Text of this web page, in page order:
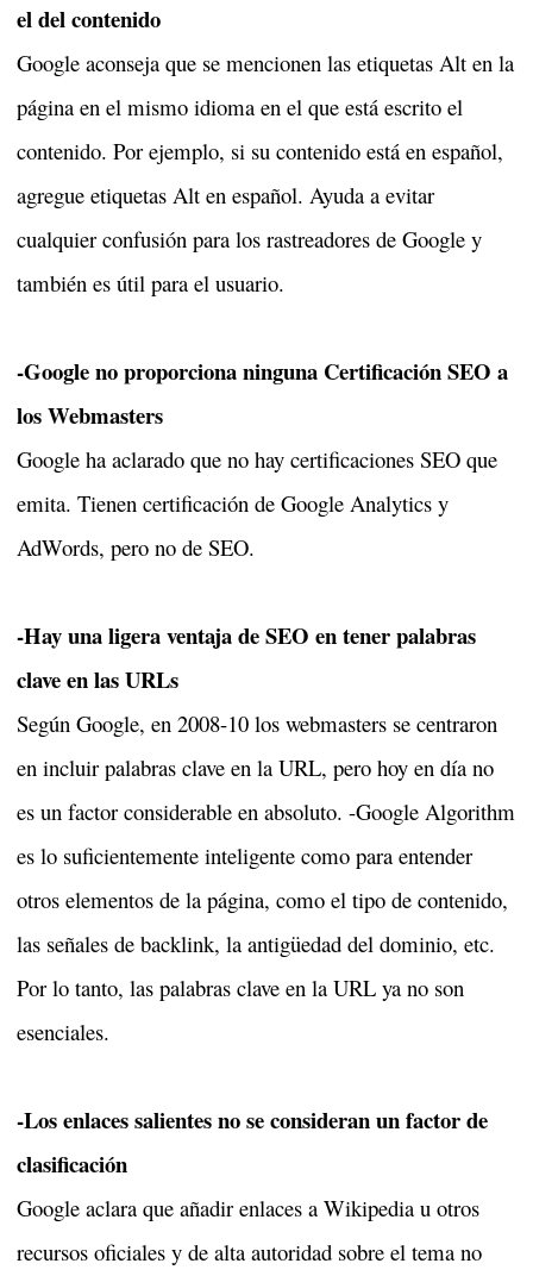
el del contenido
Google aconseja que se mencionen las etiquetas Alt en la
página en el mismo idioma en el que está escrito el
contenido. Por ejemplo, si su contenido está en español,
agregue etiquetas Alt en español. Ayuda a evitar
cualquier confusión para los rastreadores de Google y
también es útil para el usuario.
-Google no proporciona ninguna Certificación SEO a
los Webmasters
Google ha aclarado que no hay certificaciones SEO que
emita. Tienen certificación de Google Analytics y
AdWords, pero no de SEO.
-Hay una ligera ventaja de SEO en tener palabras
clave en las URLs
Según Google, en 2008-10 los webmasters se centraron
en incluir palabras clave en la URL, pero hoy en día no
es un factor considerable en absoluto. -Google Algorithm
es lo suficientemente inteligente como para entender
otros elementos de la página, como el tipo de contenido,
las señales de backlink, la antigüedad del dominio, etc.
Por lo tanto, las palabras clave en la URL ya no son
esenciales.
-Los enlaces salientes no se consideran un factor de
clasificación
Google aclara que añadir enlaces a Wikipedia u otros
recursos oficiales y de alta autoridad sobre el tema no